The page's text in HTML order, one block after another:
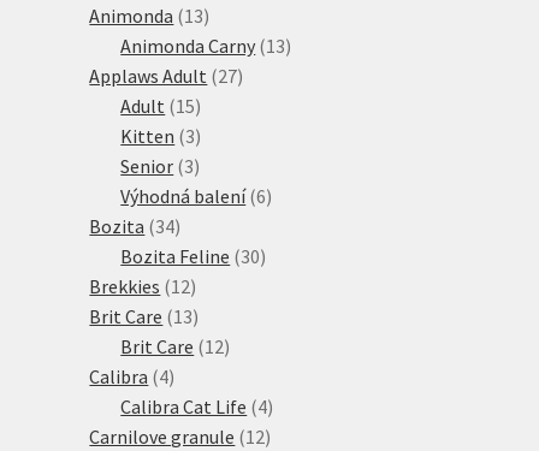
Animonda 1313
produktů
Animonda Carny 1313
Applaws Adult 2727
Adult 1515
produktů
Kitten 33
produkty
Senior 33
produkty
Výhodná balení 66
Bozita 3434
produktů
Bozita Feline 3030
Brekkies 1212
produktů
Brit Care 1313
produktů
Brit Care 1212
Calibra 44
produkty
Calibra Cat Life 44
produkty
Carnilove granule 1212